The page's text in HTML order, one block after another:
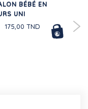
BÉBÉ EN
UNI
175,00 TND